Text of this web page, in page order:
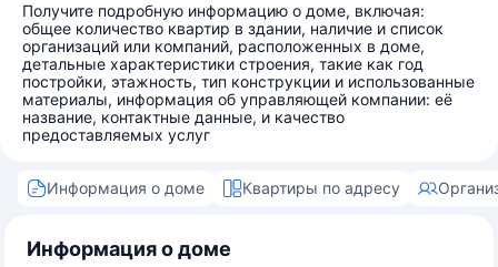
Получите подробную информацию о доме, включая:
общее количество квартир в здании, наличие и список
организаций или компаний, расположенных в доме,
детальные характеристики строения, такие как год
постройки, этажность, тип конструкции и использованные
материалы, информация об управляющей компании: её
название, контактные данные, и качество
предоставляемых услуг
Информация о доме Квартиры по адресу
Информация о доме